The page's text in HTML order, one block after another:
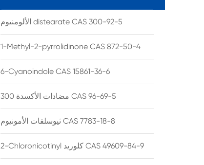
الألومنيوم distearate CAS 300-92-5
1-Methyl-2-pyrrolidinone CAS 872-50-4
6-Cyanoindole CAS 15861-36-6
مضادات الأكسدة 300 CAS 96-69-5
ثيوسلفات الأمونيوم CAS 7783-18-8
2-Chloronicotinyl كلوريد CAS 49609-84-9